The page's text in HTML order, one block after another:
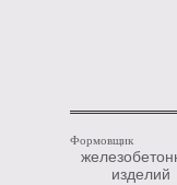
Формовщик
изделий